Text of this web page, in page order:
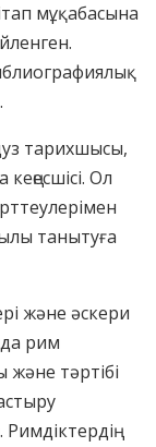
мұқабасына
тарихшысы,
Ол
танытуға
және әскери
рим
тәртібі